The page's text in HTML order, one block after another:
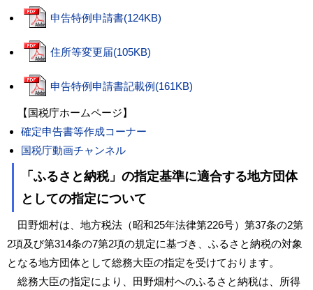
申告特例申請書(124KB)
住所等変更届(105KB)
申告特例申請書記載例(161KB)
【国税庁ホームページ】
確定申告書等作成コーナー
国税庁動画チャンネル
「ふるさと納税」の指定基準に適合する地⽅団体
としての指定について
田野畑村は、地方税法（昭和25年法律第226号）第37条の2第
2項及び第314条の7第2項の規定に基づき、ふるさと納税の対象
となる地方団体として総務大臣の指定を受けております。
総務大臣の指定により、田野畑村へのふるさと納税は、所得